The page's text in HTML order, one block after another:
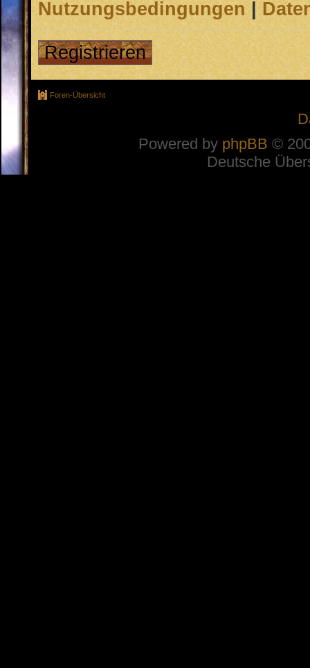
Nutzungsbedingungen|
Registrieren
Foren-Übersicht
Powered by phpBB ©
Deutsche